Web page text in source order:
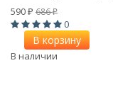
590 ₽ 686₽
0
В корзину
В наличии